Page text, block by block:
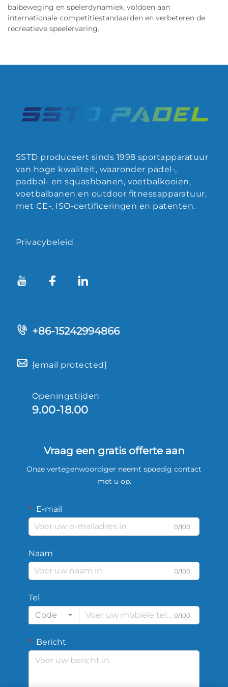
balbeweging en spelerdynamiek, voldoen aan
internationale competitiestandaarden en verbeteren de
recreatieve speelervaring.
SSTD produceert sinds 1998 sportapparatuur
van hoge kwaliteit, waaronder padel-,
padbol- en squashbanen, voetbalkooien,
voetbalbanen en outdoor fitnessapparatuur,
met CE-, ISO-certificeringen en patenten.
Privacybeleid
+86-15242994866
[email protected]
Openingstijden
9.00-18.00
Vraag een gratis offerte aan
Onze vertegenwoordiger neemt spoedig contact
met u op.
E-mail
0/100
Naam
0/100
Tel
Code
0/100
Bericht